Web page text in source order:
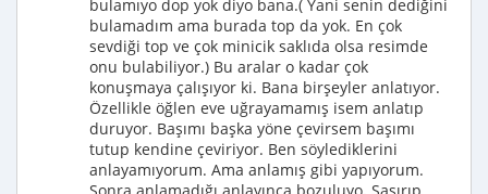
bulamıyo dop yok diyo bana.( Yani senin dediğini
bulamadım ama burada top da yok. En çok
sevdiği top ve çok minicik saklıda olsa resimde
onu bulabiliyor.) Bu aralar o kadar çok
konuşmaya çalışıyor ki. Bana birşeyler anlatıyor.
Özellikle öğlen eve uğrayamamış isem anlatıp
duruyor. Başımı başka yöne çevirsem başımı
tutup kendine çeviriyor. Ben söylediklerini
anlayamıyorum. Ama anlamış gibi yapıyorum.